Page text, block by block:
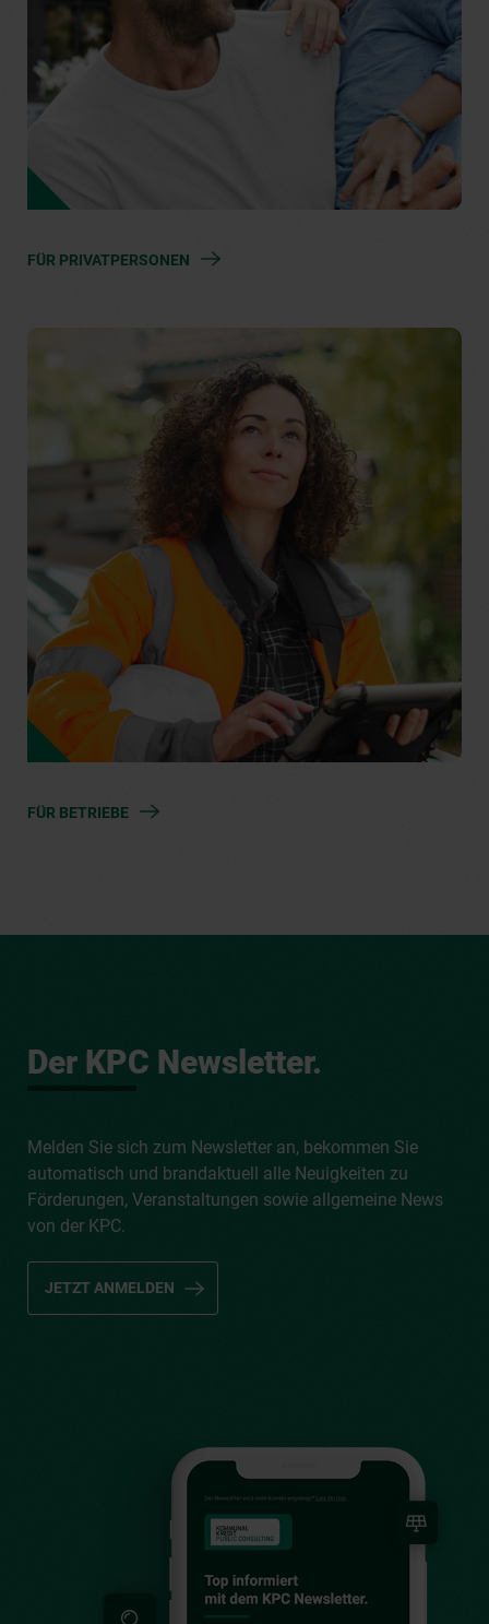
FÜR PRIVATPERSONEN
FÜR BETRIEBE
Der KPC Newsletter.
Melden Sie sich zum Newsletter an, bekommen Sie
automatisch und brandaktuell alle Neuigkeiten zu
Förderungen, Veranstaltungen sowie allgemeine News
von der KPC.
JETZT ANMELDEN